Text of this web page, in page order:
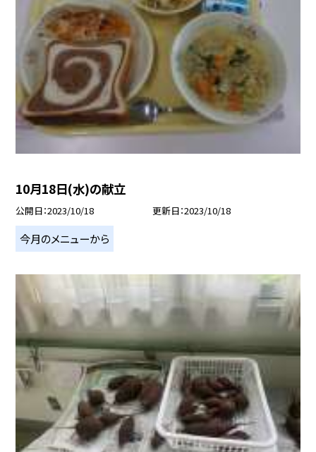
10月18日(水)の献立
公開日 2023/10/18 更新日 2023/10/18
今月のメニューから